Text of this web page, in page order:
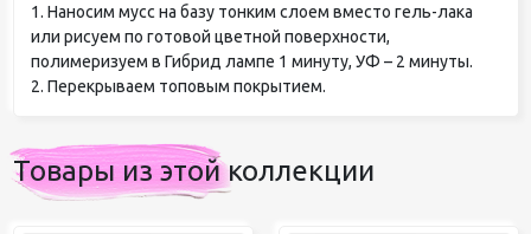
1. Наносим мусс на базу тонким слоем вместо гель-лака
или рисуем по готовой цветной поверхности,
полимеризуем в Гибрид лампе 1 минуту, УФ – 2 минуты.
2. Перекрываем топовым покрытием.
Товары из этой коллекции